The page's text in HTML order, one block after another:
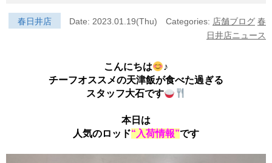
春日井店 Date: 2023.01.19(Thu) Categories: 店舗ブログ 春
日井店ニュース
こんにちは
♪
チーフオススメの天津飯が食べた過ぎる
スタッフ大石です
本日は
人気のロッド“入荷情報”です